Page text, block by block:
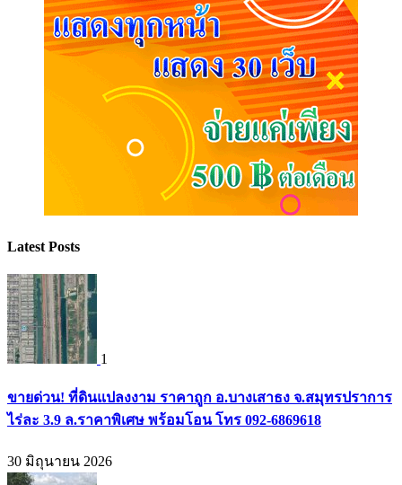
Latest Posts
1
ขายด่วน! ที่ดินแปลงงาม ราคาถูก อ.บางเสาธง จ.สมุทรปราการ
ไร่ละ 3.9 ล.ราคาพิเศษ พร้อมโอน โทร 092-6869618
30 มิถุนายน 2026